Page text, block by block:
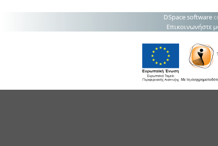
DSpace software
Επικοινωνήστε